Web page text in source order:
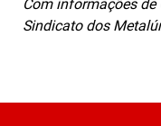
Com informações de
Sindicato dos